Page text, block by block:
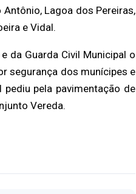
Lagoa dos Pereiras,
e Vidal.
da Guarda Civil Municipal o
segurança dos munícipes e
pediu pela pavimentação de
Vereda.